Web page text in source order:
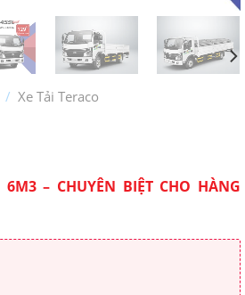
/ Xe Tải Teraco
– CHUYÊN BIỆT CHO HÀNG